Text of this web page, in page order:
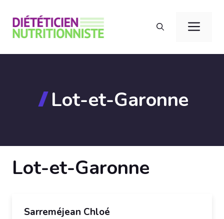
contenu
Lot-et-Garonne
Lot-et-Garonne
Sarreméjean Chloé